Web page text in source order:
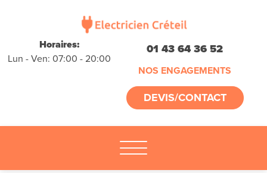
Horaires:
Lun - Ven: 07:00 - 20:00
01 43 64 36 52
NOS ENGAGEMENTS
DEVIS/CONTACT
déplacements
gratuits
sans
engagement
appelez-nous :
01.45.32.13.75